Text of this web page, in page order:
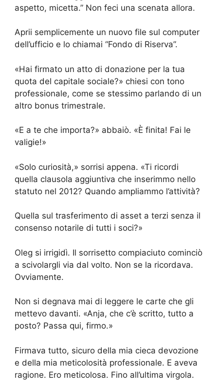
aspetto, micetta.” Non feci una scenata allora.
Aprii semplicemente un nuovo file sul computer
dell’ufficio e lo chiamai “Fondo di Riserva”.
«Hai firmato un atto di donazione per la tua
quota del capitale sociale?» chiesi con tono
professionale, come se stessimo parlando di un
altro bonus trimestrale.
«E a te che importa?» abbaiò. «È finita! Fai le
valigie!»
«Solo curiosità,» sorrisi appena. «Ti ricordi
quella clausola aggiuntiva che inserimmo nello
statuto nel 2012? Quando ampliammo l’attività?
Quella sul trasferimento di asset a terzi senza il
consenso notarile di tutti i soci?»
Oleg si irrigidì. Il sorrisetto compiaciuto cominciò
a scivolargli via dal volto. Non se la ricordava.
Ovviamente.
Non si degnava mai di leggere le carte che gli
mettevo davanti. «Anja, che c’è scritto, tutto a
posto? Passa qui, firmo.»
Firmava tutto, sicuro della mia cieca devozione
e della mia meticolosità professionale. E aveva
ragione. Ero meticolosa. Fino all’ultima virgola.